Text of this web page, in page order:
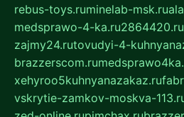
rebus-toys.ruminelab-msk.ru
medsprawo-4-ka.ru2864420.ru
zajmy24.rutovudyi-4-
brazzerscom.ru
xehyroo5kuhnyanazakaz.ru
vskrytie-zamkov-moskva-